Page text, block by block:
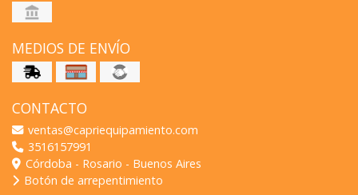
MEDIOS DE ENVÍO
CONTACTO
ventas@capriequipamiento.com
3516157991
Córdoba - Rosario - Buenos Aires
Botón de arrepentimiento